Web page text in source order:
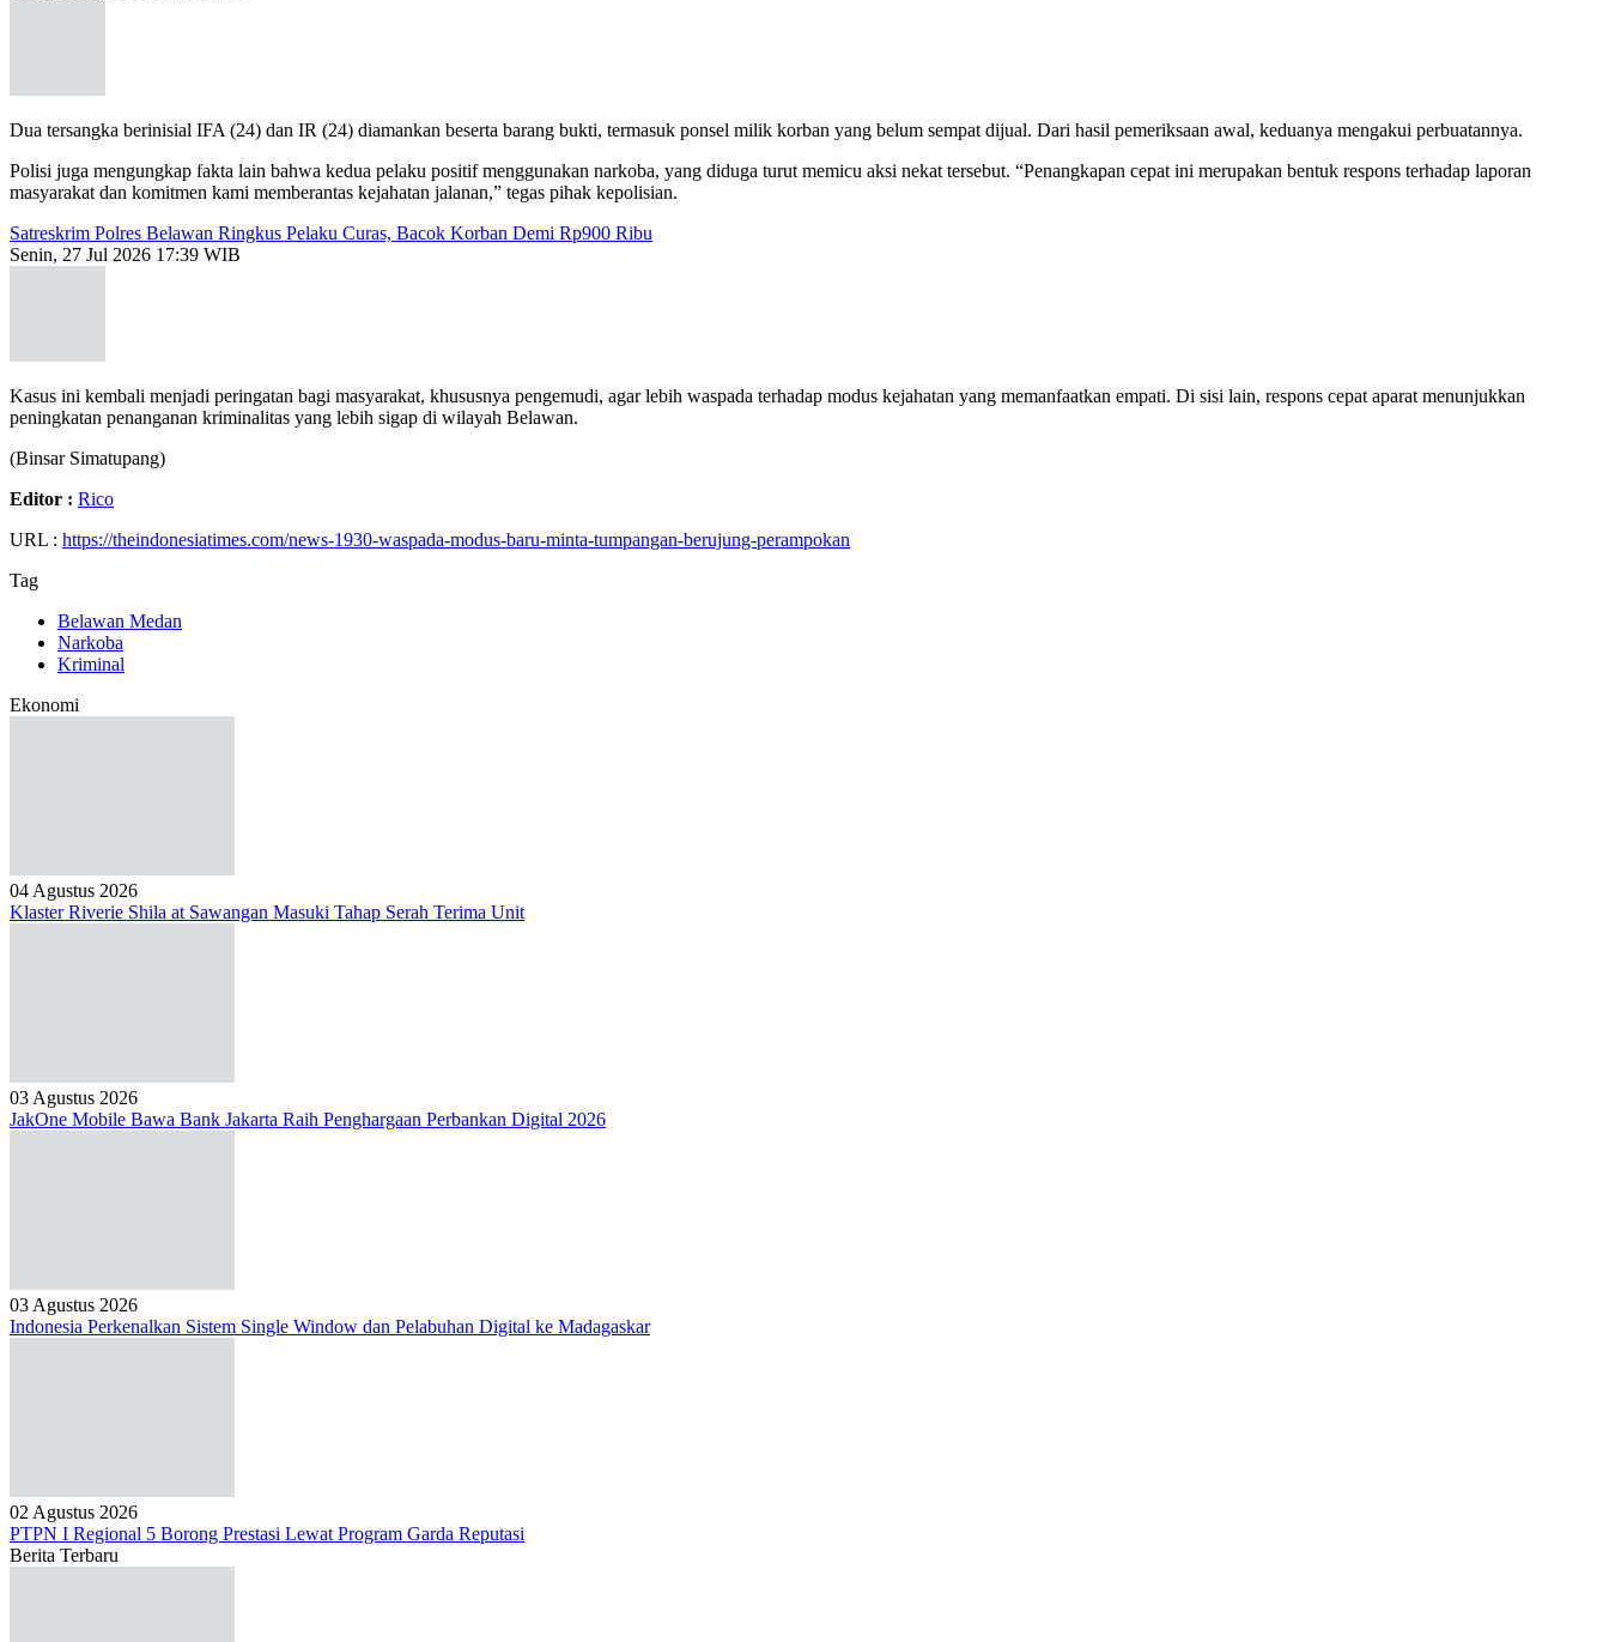
Dua tersangka berinisial IFA (24) dan IR (24) diamankan beserta barang bukti, termasuk ponsel milik korban yang belum sempat dijual. Dari hasil pemeriksaan awal, keduanya mengakui perbuatannya.
Polisi juga mengungkap fakta lain bahwa kedua pelaku positif menggunakan narkoba, yang diduga turut memicu aksi nekat tersebut. “Penangkapan cepat ini merupakan bentuk respons terhadap laporan
masyarakat dan komitmen kami memberantas kejahatan jalanan,” tegas pihak kepolisian.
Satreskrim Polres Belawan Ringkus Pelaku Curas, Bacok Korban Demi Rp900 Ribu
Senin, 27 Jul 2026 17:39 WIB
Kasus ini kembali menjadi peringatan bagi masyarakat, khususnya pengemudi, agar lebih waspada terhadap modus kejahatan yang memanfaatkan empati. Di sisi lain, respons cepat aparat menunjukkan
peningkatan penanganan kriminalitas yang lebih sigap di wilayah Belawan.
(Binsar Simatupang)
Editor : Rico
URL : https://theindonesiatimes.com/news-1930-waspada-modus-baru-minta-tumpangan-berujung-perampokan
Tag
Belawan Medan
Narkoba
Kriminal
Ekonomi
04 Agustus 2026
Klaster Riverie Shila at Sawangan Masuki Tahap Serah Terima Unit
03 Agustus 2026
JakOne Mobile Bawa Bank Jakarta Raih Penghargaan Perbankan Digital 2026
03 Agustus 2026
Indonesia Perkenalkan Sistem Single Window dan Pelabuhan Digital ke Madagaskar
02 Agustus 2026
PTPN I Regional 5 Borong Prestasi Lewat Program Garda Reputasi
Berita Terbaru